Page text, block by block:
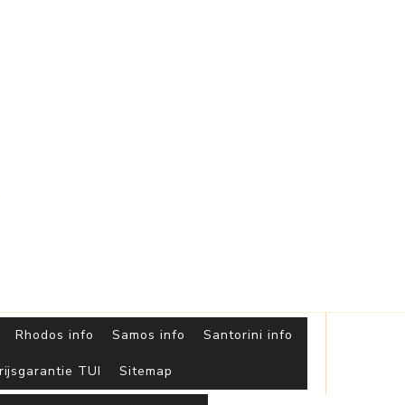
Rhodos info Samos info Santorini info
TUI Sitemap